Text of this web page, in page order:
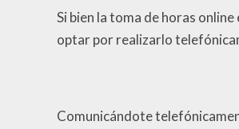
Si bien la toma de horas
optar por realizarlo
Comunicándote